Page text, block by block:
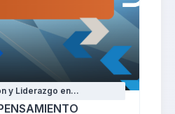
y Liderazgo en